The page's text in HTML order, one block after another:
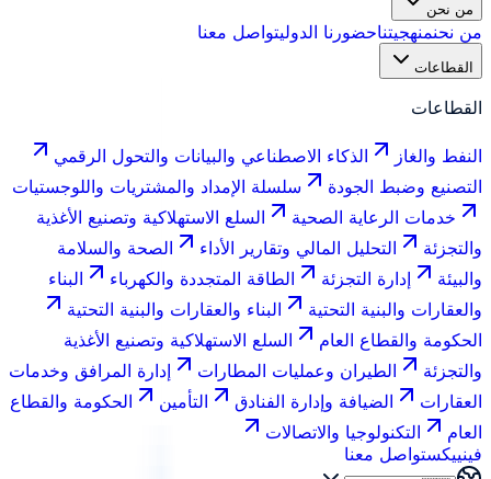
من نحن
من نحنمنهجيتناحضورنا الدوليتواصل معنا
القطاعات
القطاعات
النفط والغاز
الذكاء الاصطناعي والبيانات والتحول الرقمي
التصنيع وضبط الجودة
سلسلة الإمداد والمشتريات واللوجستيات
خدمات الرعاية الصحية
السلع الاستهلاكية وتصنيع الأغذية
والتجزئة
التحليل المالي وتقارير الأداء
الصحة والسلامة
والبيئة
إدارة التجزئة الطاقة المتجددة والكهرباء
البناء
والعقارات والبنية التحتية
البناء والعقارات والبنية التحتية
الحكومة والقطاع العام
السلع الاستهلاكية وتصنيع الأغذية
والتجزئة
الطيران وعمليات المطارات
إدارة المرافق وخدمات
العقارات
الضيافة وإدارة الفنادق التأمين
الحكومة والقطاع
العام
التكنولوجيا والاتصالات
فينييكستواصل معنا